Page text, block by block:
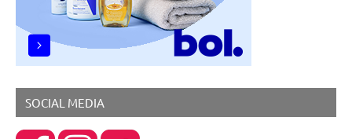
Spiritualiteit
minfullness
SOCIAL MEDIA